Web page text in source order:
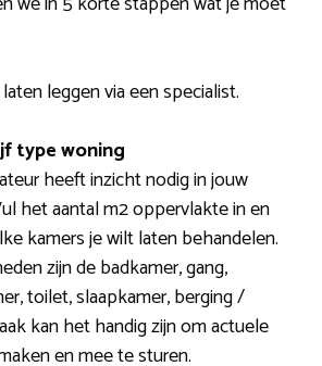
leggen via een specialist.
type woning
heeft inzicht nodig in jouw
het aantal m2 oppervlakte in en
kamers je wilt laten behandelen.
zijn de badkamer, gang,
toilet, slaapkamer, berging /
kan het handig zijn om actuele
en mee te sturen.